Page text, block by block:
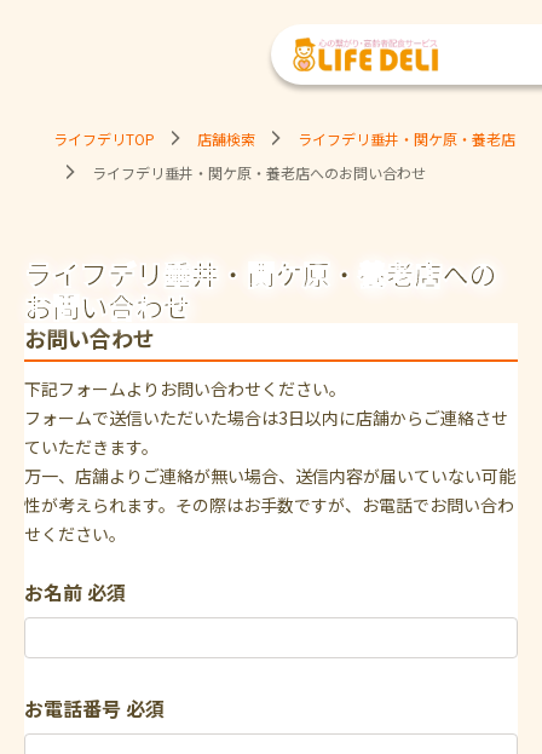
ライフデリTOP 店舗検索
ライフデリ垂井・関ケ原・養老店
ライフデリ垂井・関ケ原・養老店へのお問い合わせ
ライフデリ垂井・関ケ原・養老店への
お問い合わせ
お問い合わせ
下記フォームよりお問い合わせください。
フォームで送信いただいた場合は3日以内に店舗からご連絡させ
ていただきます。
万一、店舗よりご連絡が無い場合、送信内容が届いていない可能
性が考えられます。その際はお手数ですが、お電話でお問い合わ
せください。
お名前必須
お電話番号必須